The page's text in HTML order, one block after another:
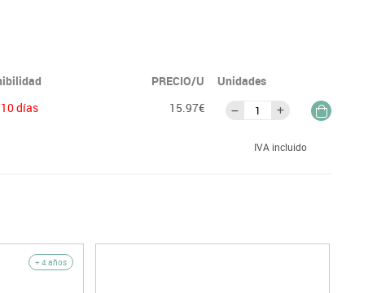
PRECIO/U
Unidades
días 15.97€
IVA incluido
+ 4 años